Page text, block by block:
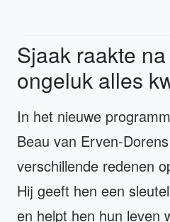
Sjaak raakte
ongeluk alles
In het nieuwe
Beau van Erven-
verschillende redenen
Hij geeft hen een
en helpt hen hun leven